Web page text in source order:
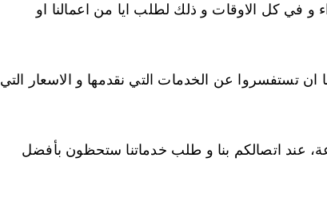
و في كل الاوقات و ذلك لطلب ايا من اعمالنا او
تستفسروا عن الخدمات التي نقدمها و الاسعار التي
الزبائن في خدمتكم على مدار 24 ساعة، عند اتصالكم بنا و طلب خدماتنا ستحظون بأفضل